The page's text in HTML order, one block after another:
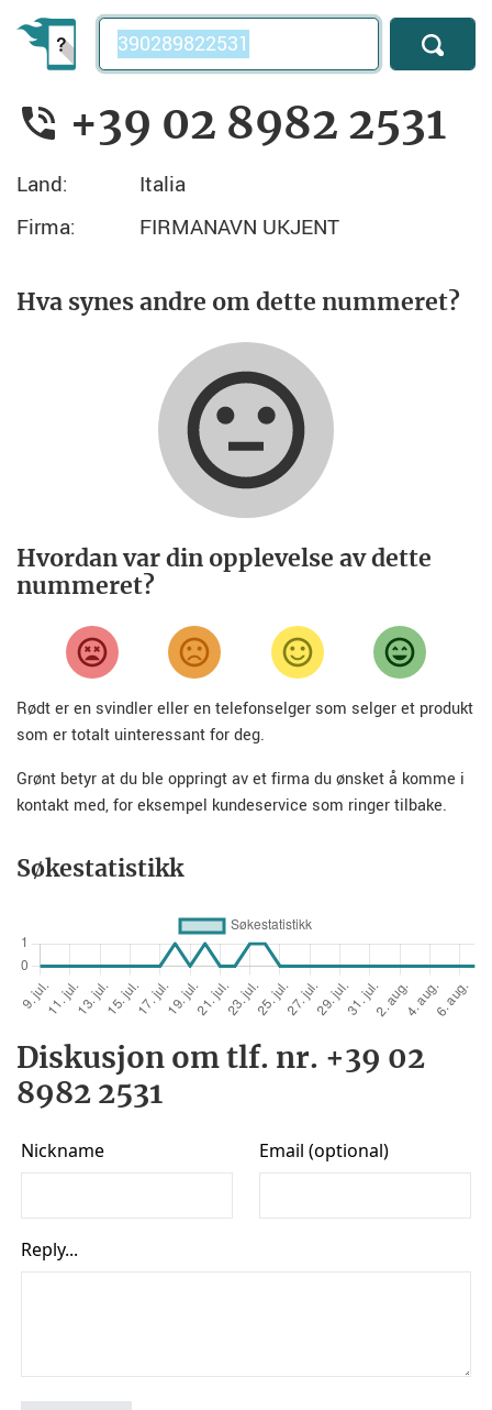
Telefonnummer
+39 02 8982 2531
Land:
Italia
Firma:
FIRMANAVN UKJENT
Hva synes andre om dette nummeret?
Hvordan var din opplevelse av dette
nummeret?
Rødt er en svindler eller en telefonselger som selger et produkt
som er totalt uinteressant for deg.
Grønt betyr at du ble oppringt av et firma du ønsket å komme i
kontakt med, for eksempel kundeservice som ringer tilbake.
Søkestatistikk
Diskusjon om tlf. nr. +39 02
8982 2531